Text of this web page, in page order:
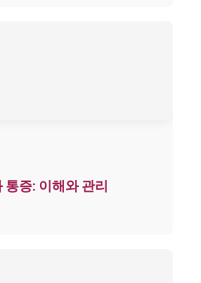
통증: 이해와 관리